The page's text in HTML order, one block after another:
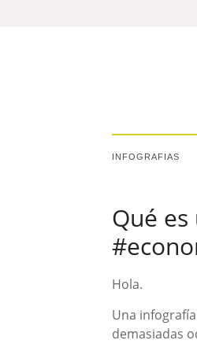
INFOGRAFIAS
Qué
Hola.
Una
demasiadas